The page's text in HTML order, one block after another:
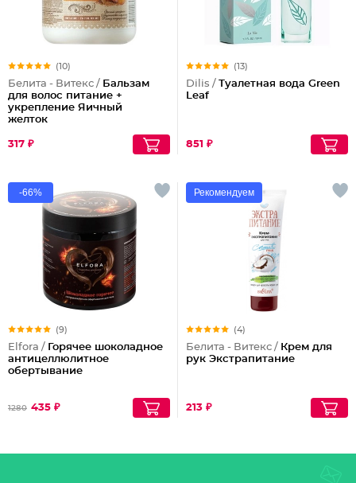
(10)
Белита - Витекс / Бальзам
для волос питание +
укрепление Яичный
желток
317 ₽
(13)
Dilis / Туалетная вода Green
Leaf
851 ₽
-66%
(9)
Elfora / Горячее шоколадное
антицеллюлитное
обертывание
1280 435 ₽
Рекомендуем
(4)
Белита - Витекс / Крем для
рук Экстрапитание
213 ₽